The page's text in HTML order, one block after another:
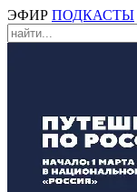
ЭФИР ПОДКАСТЫ